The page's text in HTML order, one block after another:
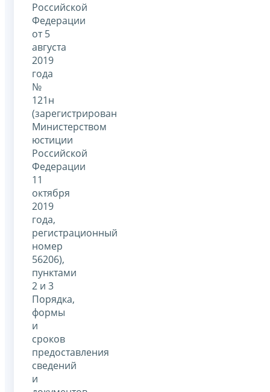
Российской
Федерации
от 5
августа
2019
года
№
121н
(зарегистрирован
Министерством
юстиции
Российской
Федерации
11
октября
2019
года,
регистрационный
номер
56206),
пунктами
2 и 3
Порядка,
формы
и
сроков
предоставления
сведений
и